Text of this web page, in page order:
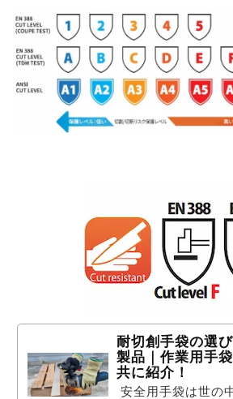
耐切創手袋の選
製品｜作業用手
共に紹介！